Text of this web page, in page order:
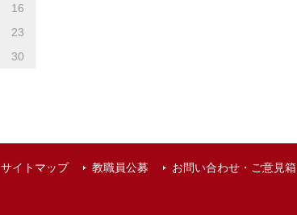
16
23
30
サイトマップ 教職員公募 お問い合わせ・ご意見箱